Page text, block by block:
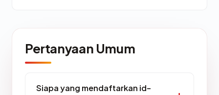
Pertanyaan Umum
Siapa yang mendaftarkan id-